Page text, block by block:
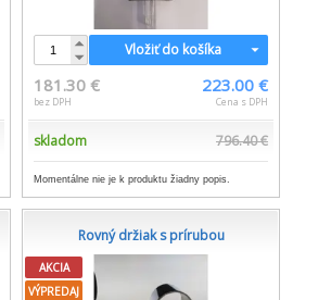
Vložiť do košíka
181.30 €
bez DPH
223.00 €
Cena s DPH
skladom 796.40 €
Momentálne nie je k produktu žiadny popis.
Rovný držiak s prírubou
AKCIA
VÝPREDAJ